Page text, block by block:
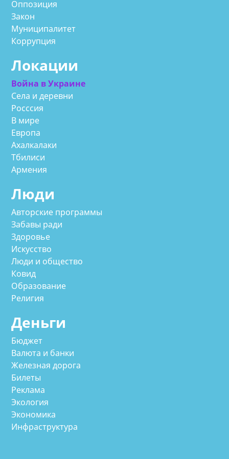
Оппозиция
Закон
Муниципалитет
Коррупция
Локации
Война в Украине
Села и деревни
Росссия
В мире
Европа
Ахалкалаки
Тбилиси
Армения
Люди
Авторские программы
Забавы ради
Здоровье
Искусство
Люди и общество
Ковид
Образование
Религия
Деньги
Бюджет
Валюта и банки
Железная дорога
Билеты
Реклама
Экология
Экономика
Инфраструктура